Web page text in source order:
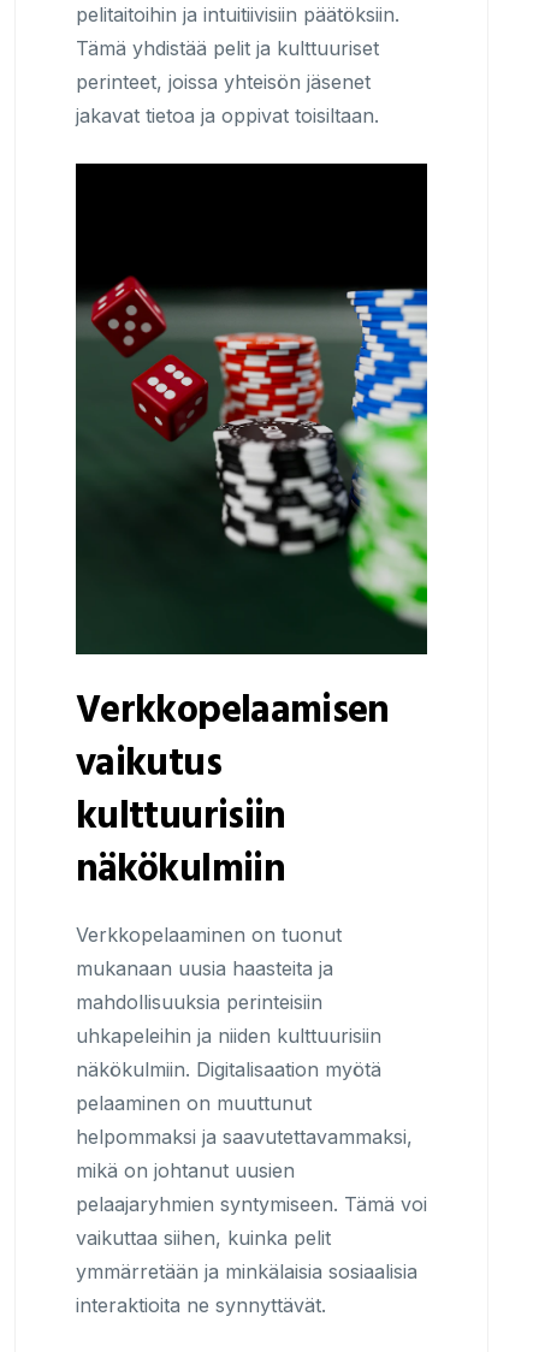
pelitaitoihin ja intuitiivisiin päätöksiin.
Tämä yhdistää pelit ja kulttuuriset
perinteet, joissa yhteisön jäsenet
jakavat tietoa ja oppivat toisiltaan.
Verkkopelaamisen
vaikutus
kulttuurisiin
näkökulmiin
Verkkopelaaminen on tuonut
mukanaan uusia haasteita ja
mahdollisuuksia perinteisiin
uhkapeleihin ja niiden kulttuurisiin
näkökulmiin. Digitalisaation myötä
pelaaminen on muuttunut
helpommaksi ja saavutettavammaksi,
mikä on johtanut uusien
pelaajaryhmien syntymiseen. Tämä voi
vaikuttaa siihen, kuinka pelit
ymmärretään ja minkälaisia sosiaalisia
interaktioita ne synnyttävät.